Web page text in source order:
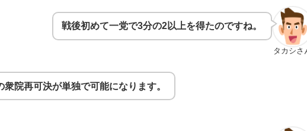
タカシさ
戦後初めて一党で3分の2以上を得たのですね。
院再可決が単独で可能になります。